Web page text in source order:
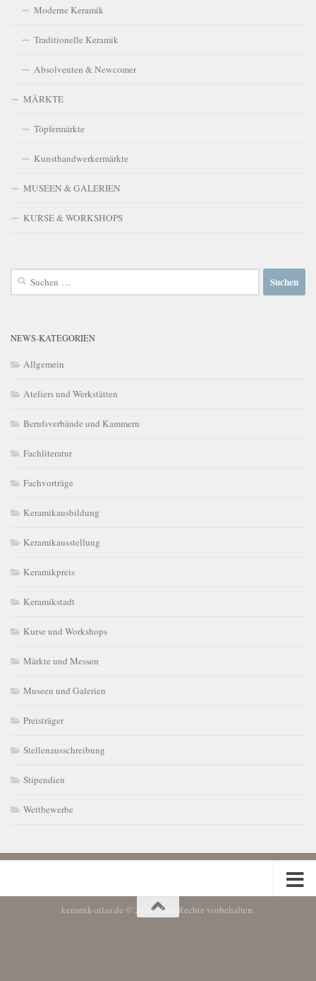
Moderne Keramik
Traditionelle Keramik
Absolventen & Newcomer
MÄRKTE
Töpfermärkte
Kunsthandwerkermärkte
MUSEEN & GALERIEN
KURSE & WORKSHOPS
Suchen
NEWS-KATEGORIEN
Allgemein
Ateliers und Werkstätten
Berufsverbände und Kammern
Fachliteratur
Fachvorträge
Keramikausbildung
Keramikausstellung
Keramikpreis
Keramikstadt
Kurse und Workshops
Märkte und Messen
Museen und Galerien
Preisträger
Stellenausschreibung
Stipendien
Wettbewerbe
keramik-atlas.de © 2026. Alle Rechte vorbehalten.